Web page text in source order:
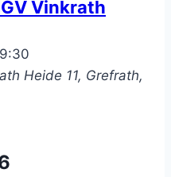
Vinkrath
Heide 11, Grefrath,